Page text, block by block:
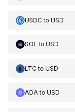
USDCto USD
SOL to USD
LTCto USD
ADAto USD